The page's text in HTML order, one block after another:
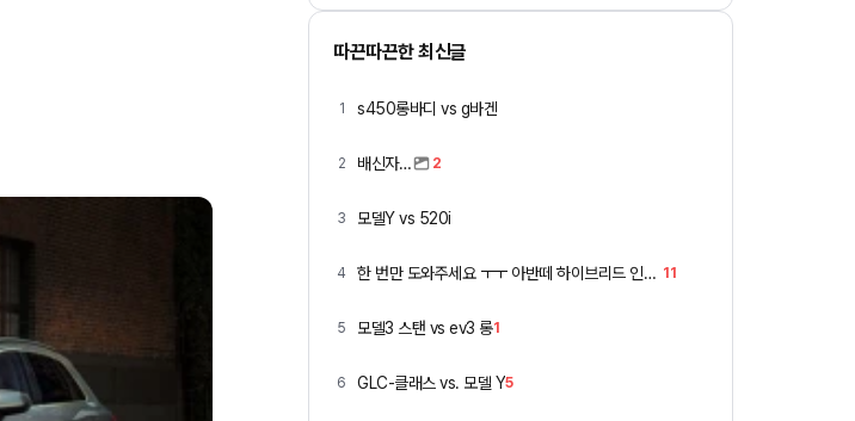
따끈따끈한 최신글
1 s450롱바디 vs g바겐
2 배신자… 2
3 모델Y vs 520i
4 한 번만 도와주세요 ㅜㅜ 아반떼 하이브리드 인스 vs 폭스바겐 골프 11
5 모델3 스탠 vs ev3 롱1
6 GLC-클래스 vs. 모델 Y5